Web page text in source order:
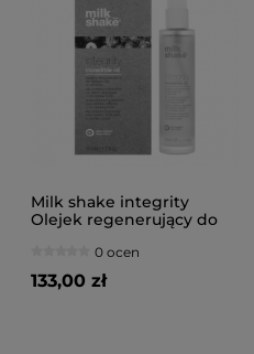
Milk shake integrity
Olejek regenerujący do
0 ocen
133,00 zł